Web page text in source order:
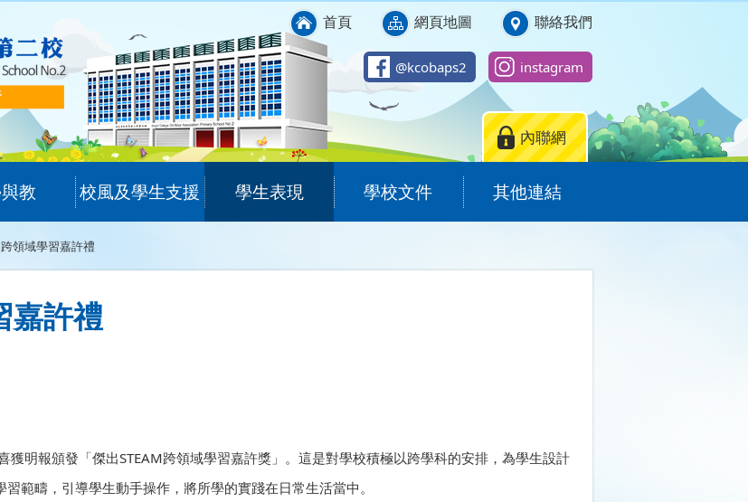
首頁 網頁地圖 聯絡我們
@kcobaps2 instagram
內聯網
教 校風及學生支援 學生表現 學校文件 其他連結
領域學習嘉許禮
嘉許禮
獲明報頒發「傑出STEAM跨領域學習嘉許獎」。這是對學校積極以跨學科的安排，為學生設計
範疇，引導學生動手操作，將所學的實踐在日常生活當中。